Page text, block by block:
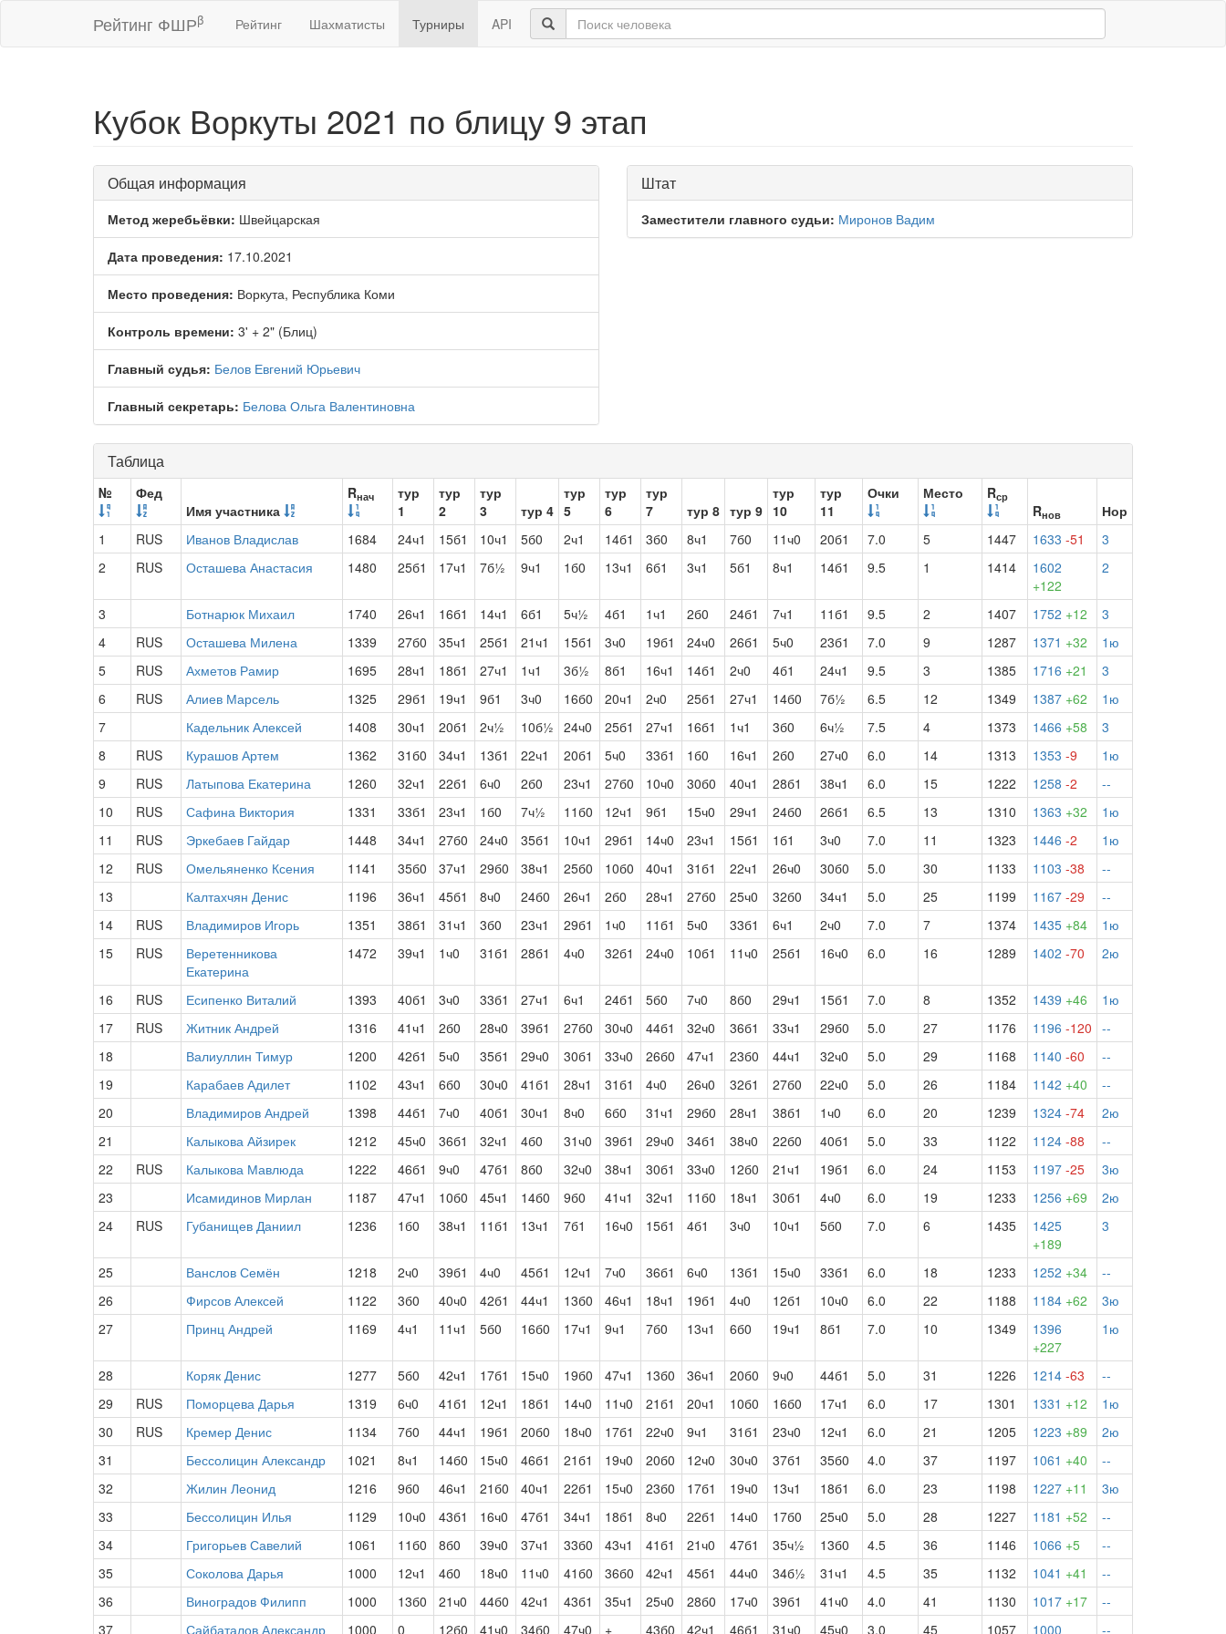
Рейтинг ФШРβ Рейтинг Шахматисты Турниры API
Кубок Воркуты 2021 по блицу 9 этап
Общая информация
Метод жеребьёвки: Швейцарская
Дата проведения: 17.10.2021
Место проведения: Воркута, Республика Коми
Контроль времени: 3' + 2" (Блиц)
Главный судья: Белов Евгений Юрьевич
Главный секретарь: Белова Ольга Валентиновна
Штат
Заместители главного судьи: Миронов Вадим
Таблица
№
Фед
Имя участника
Rнач
тур
1
тур
2
тур
3
тур 4
тур
5
тур
6
тур
7
тур 8 тур 9
тур
10
тур
11
Очки Место Rср
Rнов
Нор
1
RUS Иванов Владислав 1684 24ч1 15б1 10ч1 5б0 2ч1 14б1 3б0 8ч1 7б0 11ч0 20б1 7.0 5 1447 1633 -51
3
2
RUS Осташева Анастасия 1480 25б1 17ч1 7б½ 9ч1 1б0 13ч1 6б1 3ч1 5б1 8ч1 14б1 9.5 1 1414
1602
+122
2
3 Ботнарюк Михаил 1740 26ч1 16б1 14ч1 6б1 5ч½ 4б1 1ч1 2б0 24б1 7ч1 11б1 9.5 2 1407 1752 +12
3
4
RUS Осташева Милена 1339 27б0 35ч1 25б1 21ч1 15б1 3ч0 19б1 24ч0 26б1 5ч0 23б1 7.0 9 1287 1371 +32
1ю
5
RUS Ахметов Рамир 1695 28ч1 18б1 27ч1 1ч1 3б½ 8б1 16ч1 14б1 2ч0 4б1 24ч1 9.5 3 1385 1716 +21
3
6
RUS Алиев Марсель 1325 29б1 19ч1 9б1 3ч0 16б0 20ч1 2ч0 25б1 27ч1 14б0 7б½ 6.5 12 1349 1387 +62
1ю
7
Кадельник Алексей 1408 30ч1 20б1 2ч½ 10б½ 24ч0 25б1 27ч1 16б1 1ч1 3б0 6ч½ 7.5 4 1373 1466 +58
3
8
RUS Курашов Артем 1362 31б0 34ч1 13б1 22ч1 20б1 5ч0 33б1 1б0 16ч1 2б0 27ч0 6.0 14 1313 1353 -9
1ю
9
RUS Латыпова Екатерина 1260 32ч1 22б1 6ч0 2б0 23ч1 27б0 10ч0 30б0 40ч1 28б1 38ч1 6.0 15 1222 1258 -2
--
10
RUS Сафина Виктория 1331 33б1 23ч1 1б0 7ч½ 11б0 12ч1 9б1 15ч0 29ч1 24б0 26б1 6.5 13 1310 1363 +32
1ю
11
RUS Эркебаев Гайдар 1448 34ч1 27б0 24ч0 35б1 10ч1 29б1 14ч0 23ч1 15б1 1б1 3ч0 7.0 11 1323 1446 -2
1ю
12
RUS Омельяненко Ксения 1141 35б0 37ч1 29б0 38ч1 25б0 10б0 40ч1 31б1 22ч1 26ч0 30б0 5.0 30 1133 1103 -38
--
13
Калтахчян Денис 1196 36ч1 45б1 8ч0 24б0 26ч1 2б0 28ч1 27б0 25ч0 32б0 34ч1 5.0 25 1199 1167 -29
--
14
RUS Владимиров Игорь 1351 38б1 31ч1 3б0 23ч1 29б1 1ч0 11б1 5ч0 33б1 6ч1 2ч0 7.0 7 1374 1435 +84
1ю
15
RUS
Веретенникова
Екатерина
1472 39ч1 1ч0 31б1 28б1 4ч0 32б1 24ч0 10б1 11ч0 25б1 16ч0 6.0 16 1289 1402 -70 2ю
16 RUS Есипенко Виталий 1393 40б1 3ч0 33б1 27ч1 6ч1 24б1 5б0 7ч0 8б0 29ч1 15б1 7.0 8 1352 1439 +46
1ю
17
RUS Житник Андрей 1316 41ч1 2б0 28ч0 39б1 27б0 30ч0 44б1 32ч0 36б1 33ч1 29б0 5.0 27 1176 1196 -120 --
18
Валиуллин Тимур 1200 42б1 5ч0 35б1 29ч0 30б1 33ч0 26б0 47ч1 23б0 44ч1 32ч0 5.0 29 1168 1140 -60
--
19
Карабаев Адилет 1102 43ч1 6б0 30ч0 41б1 28ч1 31б1 4ч0 26ч0 32б1 27б0 22ч0 5.0 26 1184 1142 +40
--
20
Владимиров Андрей 1398 44б1 7ч0 40б1 30ч1 8ч0 6б0 31ч1 29б0 28ч1 38б1 1ч0 6.0 20 1239 1324 -74
2ю
21
Калыкова Айзирек 1212 45ч0 36б1 32ч1 4б0 31ч0 39б1 29ч0 34б1 38ч0 22б0 40б1 5.0 33 1122 1124 -88
--
22
RUS Калыкова Мавлюда 1222 46б1 9ч0 47б1 8б0 32ч0 38ч1 30б1 33ч0 12б0 21ч1 19б1 6.0 24 1153 1197 -25
3ю
23
Исамидинов Мирлан 1187 47ч1 10б0 45ч1 14б0 9б0 41ч1 32ч1 11б0 18ч1 30б1 4ч0 6.0 19 1233 1256 +69
2ю
24
RUS Губанищев Даниил 1236 1б0 38ч1 11б1 13ч1 7б1 16ч0 15б1 4б1 3ч0 10ч1 5б0 7.0 6 1435
1425
+189
3
25 Ванслов Семён 1218 2ч0 39б1 4ч0 45б1 12ч1 7ч0 36б1 6ч0 13б1 15ч0 33б1 6.0 18 1233 1252 +34
--
26
Фирсов Алексей 1122 3б0 40ч0 42б1 44ч1 13б0 46ч1 18ч1 19б1 4ч0 12б1 10ч0 6.0 22 1188 1184 +62
3ю
27
Принц Андрей 1169 4ч1 11ч1 5б0 16б0 17ч1 9ч1 7б0 13ч1 6б0 19ч1 8б1 7.0 10 1349
1396
+227
1ю
28 Коряк Денис 1277 5б0 42ч1 17б1 15ч0 19б0 47ч1 13б0 36ч1 20б0 9ч0 44б1 5.0 31 1226 1214 -63
--
29
RUS Поморцева Дарья 1319 6ч0 41б1 12ч1 18б1 14ч0 11ч0 21б1 20ч1 10б0 16б0 17ч1 6.0 17 1301 1331 +12
1ю
30
RUS Кремер Денис 1134 7б0 44ч1 19б1 20б0 18ч0 17б1 22ч0 9ч1 31б1 23ч0 12ч1 6.0 21 1205 1223 +89
2ю
31
Бессолицин Александр 1021 8ч1 14б0 15ч0 46б1 21б1 19ч0 20б0 12ч0 30ч0 37б1 35б0 4.0 37 1197 1061 +40
--
32
Жилин Леонид 1216 9б0 46ч1 21б0 40ч1 22б1 15ч0 23б0 17б1 19ч0 13ч1 18б1 6.0 23 1198 1227 +11
3ю
33
Бессолицин Илья 1129 10ч0 43б1 16ч0 47б1 34ч1 18б1 8ч0 22б1 14ч0 17б0 25ч0 5.0 28 1227 1181 +52
--
34
Григорьев Савелий 1061 11б0 8б0 39ч0 37ч1 33б0 43ч1 41б1 21ч0 47б1 35ч½ 13б0 4.5 36 1146 1066 +5
--
35
Соколова Дарья 1000 12ч1 4б0 18ч0 11ч0 41б0 36б0 42ч1 45б1 44ч0 34б½ 31ч1 4.5 35 1132 1041 +41
--
36
Виноградов Филипп 1000 13б0 21ч0 44б0 42ч1 43б1 35ч1 25ч0 28б0 17ч0 39б1 41ч0 4.0 41 1130 1017 +17
--
37
Сайбаталов Александр 1000 0 12б0 41ч0 34б0 47ч0 + 43б0 42ч1 46б1 31ч0 45ч0 3.0 45 1057 1000 --